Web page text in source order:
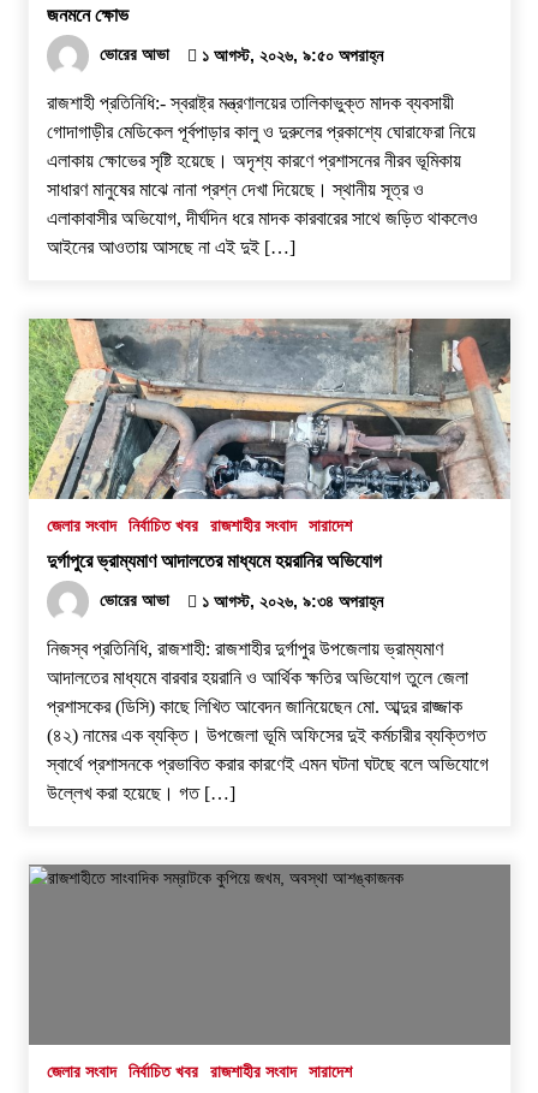
জনমনে ক্ষোভ
ভোরের আভা ১ আগস্ট, ২০২৬, ৯:৫০ অপরাহ্ন
রাজশাহী প্রতিনিধি:- স্বরাষ্ট্র মন্ত্রণালয়ের তালিকাভুক্ত মাদক ব্যবসায়ী
গোদাগাড়ীর মেডিকেল পূর্বপাড়ার কালু ও দুরুলের প্রকাশ্যে ঘোরাফেরা নিয়ে
এলাকায় ক্ষোভের সৃষ্টি হয়েছে। অদৃশ্য কারণে প্রশাসনের নীরব ভূমিকায়
সাধারণ মানুষের মাঝে নানা প্রশ্ন দেখা দিয়েছে। স্থানীয় সূত্র ও
এলাকাবাসীর অভিযোগ, দীর্ঘদিন ধরে মাদক কারবারের সাথে জড়িত থাকলেও
আইনের আওতায় আসছে না এই দুই […]
জেলার সংবাদ নির্বাচিত খবর রাজশাহীর সংবাদ সারাদেশ
দুর্গাপুরে ভ্রাম্যমাণ আদালতের মাধ্যমে হয়রানির অভিযোগ
ভোরের আভা ১ আগস্ট, ২০২৬, ৯:৩৪ অপরাহ্ন
নিজস্ব প্রতিনিধি, রাজশাহী: রাজশাহীর দুর্গাপুর উপজেলায় ভ্রাম্যমাণ
আদালতের মাধ্যমে বারবার হয়রানি ও আর্থিক ক্ষতির অভিযোগ তুলে জেলা
প্রশাসকের (ডিসি) কাছে লিখিত আবেদন জানিয়েছেন মো. আব্দুর রাজ্জাক
(৪২) নামের এক ব্যক্তি। উপজেলা ভূমি অফিসের দুই কর্মচারীর ব্যক্তিগত
স্বার্থে প্রশাসনকে প্রভাবিত করার কারণেই এমন ঘটনা ঘটছে বলে অভিযোগে
উল্লেখ করা হয়েছে। ​গত […]
জেলার সংবাদ নির্বাচিত খবর রাজশাহীর সংবাদ সারাদেশ